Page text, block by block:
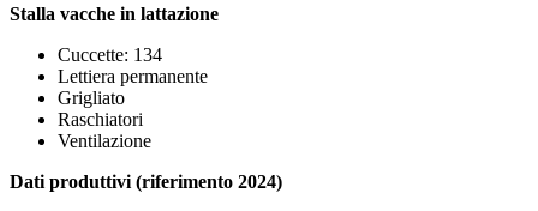
Stalla vacche in lattazione
Cuccette: 134
Lettiera permanente
Grigliato
Raschiatori
Ventilazione
Dati produttivi (riferimento 2024)